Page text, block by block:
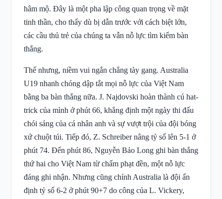
hâm mộ. Đây là một pha lập công quan trọng về mặt
tinh thần, cho thấy dù bị dẫn trước với cách biệt lớn,
các cầu thủ trẻ của chúng ta vẫn nỗ lực tìm kiếm bàn
thắng.
Thế nhưng, niềm vui ngắn chẳng tày gang. Australia
U19 nhanh chóng dập tắt mọi nỗ lực của Việt Nam
bằng ba bàn thắng nữa. J. Najdovski hoàn thành cú hat-
trick của mình ở phút 66, khẳng định một ngày thi đấu
chói sáng của cá nhân anh và sự vượt trội của đội bóng
xứ chuột túi. Tiếp đó, Z. Schreiber nâng tỷ số lên 5-1 ở
phút 74. Đến phút 86, Nguyễn Bảo Long ghi bàn thắng
thứ hai cho Việt Nam từ chấm phạt đền, một nỗ lực
đáng ghi nhận. Nhưng cũng chính Australia là đội ấn
định tỷ số 6-2 ở phút 90+7 do công của L. Vickery,